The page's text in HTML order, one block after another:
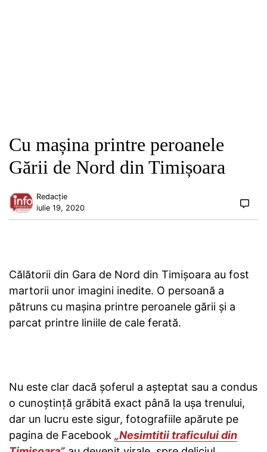
Cu mașina printre peroanele
Gării de Nord din Timișoara
Redacție
iulie 19, 2020
Călătorii din Gara de Nord din Timișoara au fost
martorii unor imagini inedite. O persoană a
pătruns cu mașina printre peroanele gării și a
parcat printre liniile de cale ferată.
Nu este clar dacă șoferul a așteptat sau a condus
o cunoștință grăbită exact până la ușa trenului,
dar un lucru este sigur, fotografiile apărute pe
pagina de Facebook „Nesimtitii traficului din